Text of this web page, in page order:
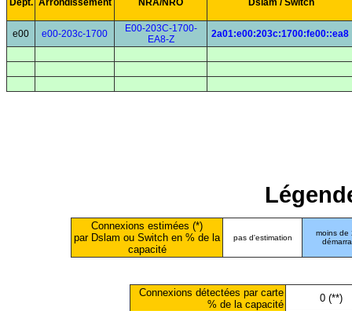
Dept. Arrondissement NRA/NRO Dslam / Switch
e00 e00-203c-1700
E00-203C-1700-
EA8-Z
2a01:e00:203c:1700:fe00::ea8
Connexions estimées (*)
par Dslam ou Switch en % de la
capacité
pas d'estimation
moins de
Connexions détectées par carte
% de la capacité
0 (**)